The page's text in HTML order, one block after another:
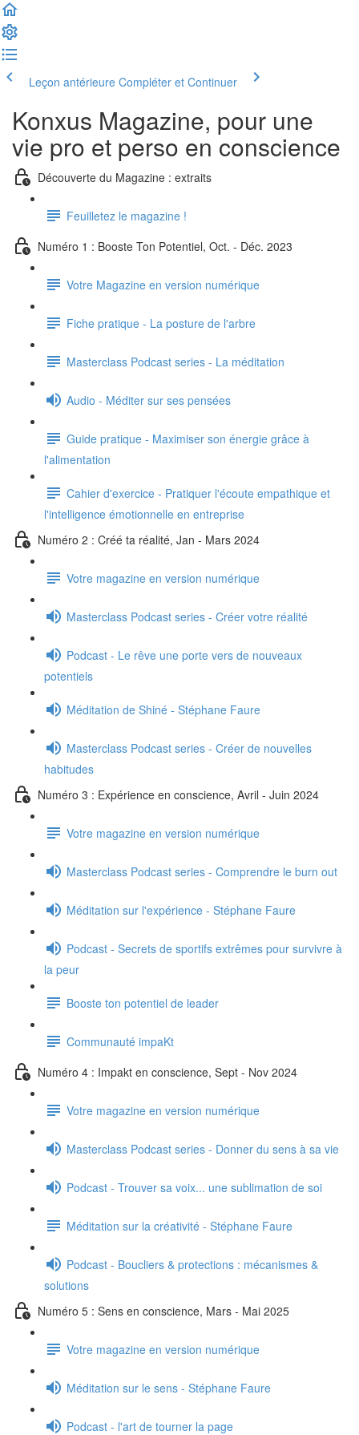
Leçon antérieure Compléter et Continuer
Konxus Magazine, pour une
vie pro et perso en conscience
Découverte du Magazine : extraits
Feuilletez le magazine !
Numéro 1 : Booste Ton Potentiel, Oct. - Déc. 2023
Votre Magazine en version numérique
Fiche pratique - La posture de l'arbre
Masterclass Podcast series - La méditation
Audio - Méditer sur ses pensées
Guide pratique - Maximiser son énergie grâce à
l'alimentation
Cahier d'exercice - Pratiquer l'écoute empathique et
l'intelligence émotionnelle en entreprise
Numéro 2 : Créé ta réalité, Jan - Mars 2024
Votre magazine en version numérique
Masterclass Podcast series - Créer votre réalité
Podcast - Le rêve une porte vers de nouveaux
potentiels
Méditation de Shiné - Stéphane Faure
Masterclass Podcast series - Créer de nouvelles
habitudes
Numéro 3 : Expérience en conscience, Avril - Juin 2024
Votre magazine en version numérique
Masterclass Podcast series - Comprendre le burn out
Méditation sur l'expérience - Stéphane Faure
Podcast - Secrets de sportifs extrêmes pour survivre à
la peur
Booste ton potentiel de leader
Communauté impaKt
Numéro 4 : Impakt en conscience, Sept - Nov 2024
Votre magazine en version numérique
Masterclass Podcast series - Donner du sens à sa vie
Podcast - Trouver sa voix... une sublimation de soi
Méditation sur la créativité - Stéphane Faure
Podcast - Boucliers & protections : mécanismes &
solutions
Numéro 5 : Sens en conscience, Mars - Mai 2025
Votre magazine en version numérique
Méditation sur le sens - Stéphane Faure
Podcast - l'art de tourner la page